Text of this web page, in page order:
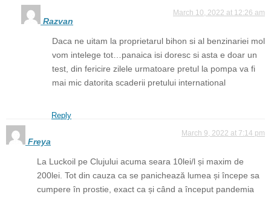
Razvan
March 10, 2022 at 12:26 am
Daca ne uitam la proprietarul bihon si al benzinariei mol
vom intelege tot…panaica isi doresc si asta e doar un
test, din fericire zilele urmatoare pretul la pompa va fi
mai mic datorita scaderii pretului international
Reply
Freya
March 9, 2022 at 7:14 pm
La Luckoil pe Clujului acuma seara 10lei/l și maxim de
200lei. Tot din cauza ca se panichează lumea și începe sa
cumpere în prostie, exact ca și când a început pandemia